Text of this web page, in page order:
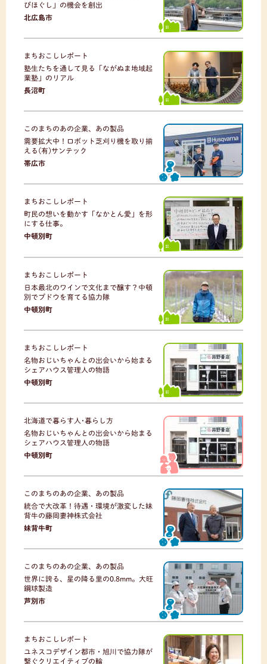
びほぐし」の機会を創出
北広島市
まちおこしレポート
塾生たちを通して見る「ながぬま地域起
業塾」のリアル
長沼町
このまちのあの企業、あの製品
需要拡大中！ロボット芝刈り機を取り揃
える(有)サンテック
帯広市
まちおこしレポート
町民の想いを動かす「なかとん愛」を形
にする仕事。
中頓別町
まちおこしレポート
日本最北のワインで文化まで醸す？中頓
別でブドウを育てる協力隊
中頓別町
まちおこしレポート
名物おじいちゃんとの出会いから始まる
シェアハウス管理人の物語
中頓別町
北海道で暮らす人･暮らし方
名物おじいちゃんとの出会いから始まる
シェアハウス管理人の物語
中頓別町
このまちのあの企業、あの製品
統合で大改革！待遇・環境が激変した妹
背牛の藤岡妻神株式会社
妹背牛町
このまちのあの企業、あの製品
世界に誇る、星の降る里の0.8mm。大旺
鋼球製造
芦別市
まちおこしレポート
ユネスコデザイン都市・旭川で協力隊が
繋ぐクリエイティブの輪